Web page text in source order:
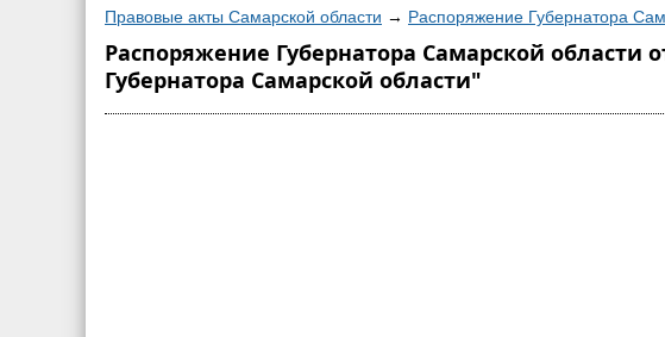
Правовые акты Самарской области → Распоряжение Губернатора
Распоряжение Губернатора Самарской области
Губернатора Самарской области"